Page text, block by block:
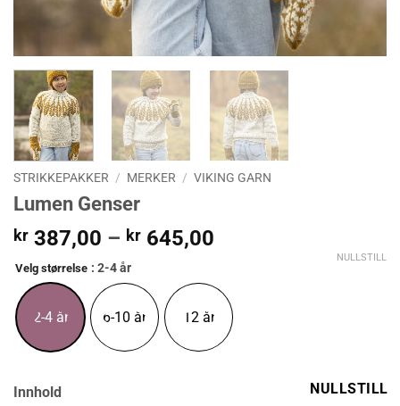
STRIKKEPAKKER / MERKER / VIKING GARN
Lumen Genser
kr 387,00 – kr 645,00
kr 645,00
Velg størrelse : 2-4 år
2-4 år 6-10 år 12 år
NULLSTILL
Innhold NULLSTILL